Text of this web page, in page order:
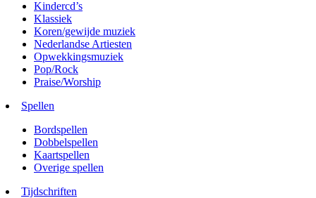
Kindercd’s
Klassiek
Koren/gewijde muziek
Nederlandse Artiesten
Opwekkingsmuziek
Pop/Rock
Praise/Worship
Spellen
Bordspellen
Dobbelspellen
Kaartspellen
Overige spellen
Tijdschriften